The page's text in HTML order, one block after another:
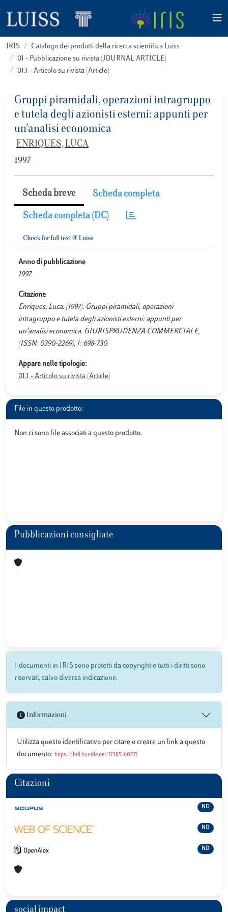
IRIS
Catalogo dei prodotti della ricerca scientifica Luiss
01 - Pubblicazione su rivista (JOURNAL ARTICLE)
01.1 - Articolo su rivista (Article)
Gruppi piramidali, operazioni intragruppo
e tutela degli azionisti esterni: appunti per
un’analisi economica
ENRIQUES, LUCA
1997
Scheda breve Scheda completa
Scheda completa (DC)
Anno di pubblicazione
1997
Citazione
Enriques, Luca. (1997). Gruppi piramidali, operazioni
intragruppo e tutela degli azionisti esterni: appunti per
un’analisi economica. GIURISPRUDENZA COMMERCIALE,
(ISSN: 0390-2269), I: 698-730.
Appare nelle tipologie:
01.1 - Articolo su rivista (Article)
File in questo prodotto:
Non ci sono file associati a questo prodotto.
Pubblicazioni consigliate
I documenti in IRIS sono protetti da copyright e tutti i diritti sono
riservati, salvo diversa indicazione.
Informazioni
Utilizza questo identificativo per citare o creare un link a questo
documento: https://hdl.handle.net/11385/60271
Citazioni
ND
ND
ND
social impact